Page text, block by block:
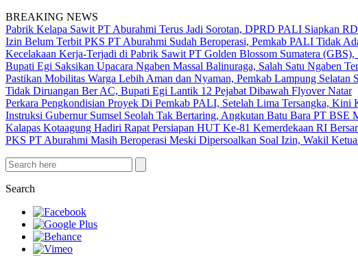
BREAKING NEWS
Pabrik Kelapa Sawit PT Aburahmi Terus Jadi Sorotan, DPRD PALI Siapkan
Izin Belum Terbit PKS PT Aburahmi Sudah Beroperasi, Pemkab PALI Tidak
Kecelakaan Kerja-Terjadi di Pabrik Sawit PT Golden Blossom Sumatera
Bupati Egi Saksikan Upacara Ngaben Massal Balinuraga, Salah Satu Ngaben
Pastikan Mobilitas Warga Lebih Aman dan Nyaman, Pemkab Lampung Selatan
Tidak Diruangan Ber AC, Bupati Egi Lantik 12 Pejabat Dibawah Flyover Natar
Perkara Pengkondisian Proyek Di Pemkab PALI, Setelah Lima Tersangka,
Instruksi Gubernur Sumsel Seolah Tak Bertaring, Angkutan Batu Bara PT
Kalapas Kotaagung Hadiri Rapat Persiapan HUT Ke-81 Kemerdekaan RI
PKS PT Aburahmi Masih Beroperasi Meski Dipersoalkan Soal Izin, Wakil
Search